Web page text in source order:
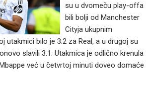
su u dvomeču play-offa
bili bolji od Manchester
Cityja ukupnim
utakmici bilo je 3:2 za Real, a u drugoj su
slavili 3:1. Utakmica je odlično krenula
već u četvrtoj minuti doveo domaće